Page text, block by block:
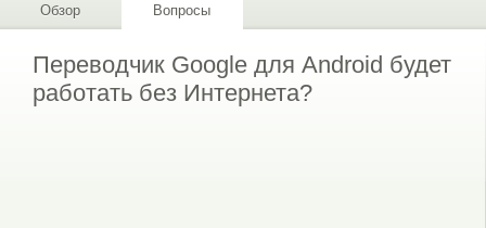
Обзор Вопросы
Переводчик Google для Android будет
работать без Интернета?